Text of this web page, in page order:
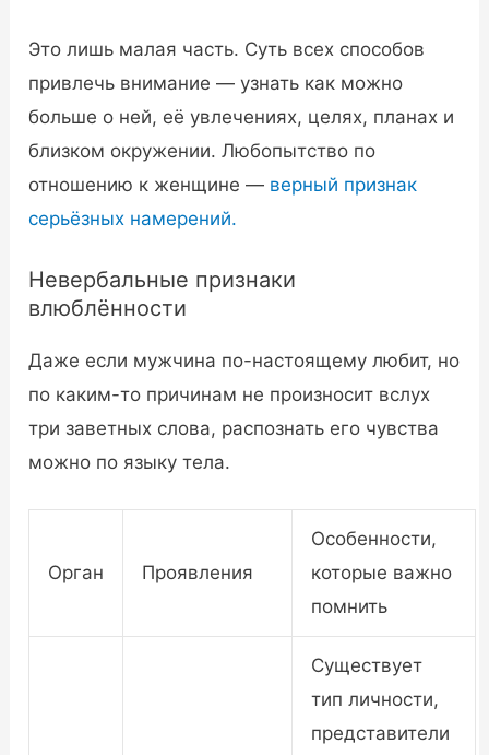
Это лишь малая часть. Суть всех способов
привлечь внимание — узнать как можно
больше о ней, её увлечениях, целях, планах и
близком окружении. Любопытство по
отношению к женщине — верный признак
серьёзных намерений.
Невербальные признаки
влюблённости
Даже если мужчина по-настоящему любит, но
по каким-то причинам не произносит вслух
три заветных слова, распознать его чувства
можно по языку тела.
Орган Проявления
Особенности,
которые важно
помнить
Существует
тип личности,
представители